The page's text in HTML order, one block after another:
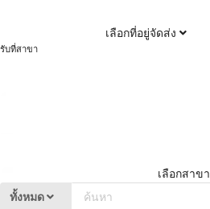
เลือกที่อยู่จัดส่ง
รับที่สาขา
เลือกสาขา
ทั้งหมด